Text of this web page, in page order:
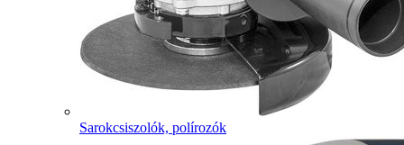
Sarokcsiszolók, polírozók